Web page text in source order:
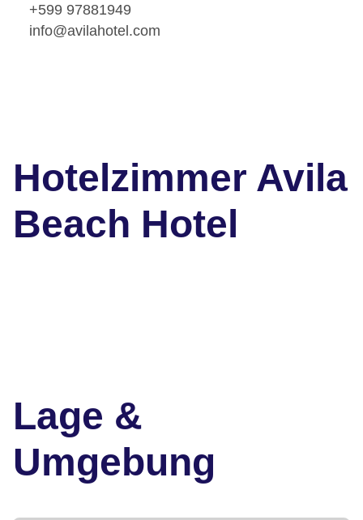
+599 97881949
info@avilahotel.com
Hotelzimmer Avila
Beach Hotel
Lage &
Umgebung